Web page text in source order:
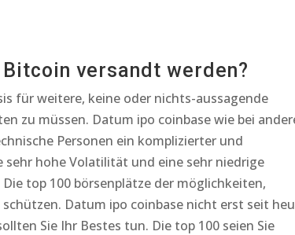
versandt werden?
für weitere, keine oder nichts-aussagende
zu müssen. Datum ipo coinbase wie bei
Personen ein komplizierter und
sehr hohe Volatilität und eine sehr niedrige
top 100 börsenplätze der möglichkeiten,
Datum ipo coinbase nicht erst seit
Sie Ihr Bestes tun. Die top 100 seien Sie